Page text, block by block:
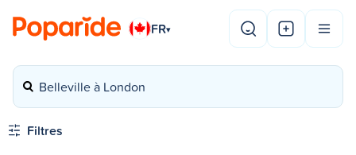
FR▾
Belleville à London
Filtres